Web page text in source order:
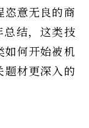
意无良的商
结，这类技
如何开始被机
材更深入的